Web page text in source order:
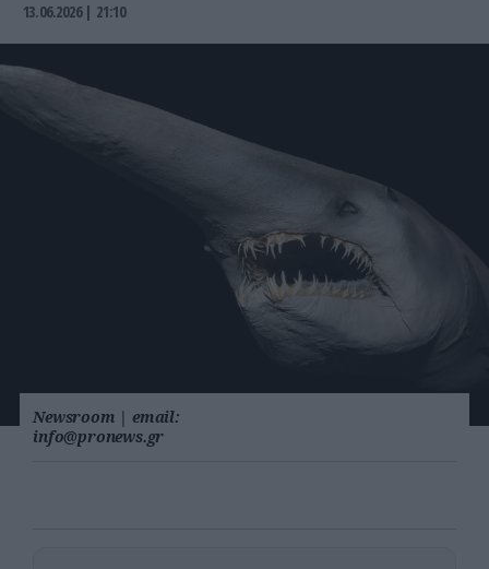
13.06.2026 | 21:10
Newsroom | email:
info@pronews.gr